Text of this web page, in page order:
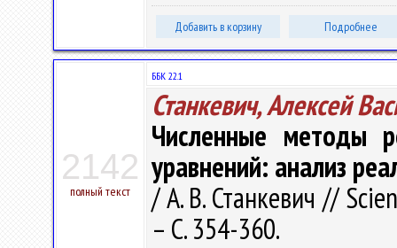
Добавить в корзину Подробнее
2142
полный текст
ББК 22.1
Станкевич, Алексей
Численные методы
уравнений: анализ
/ А. В. Станкевич //
– С. 354-360.